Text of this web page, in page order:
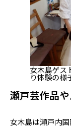
女木島ゲス
り体験の様
瀬戸芸作品
女木島は瀬戸内